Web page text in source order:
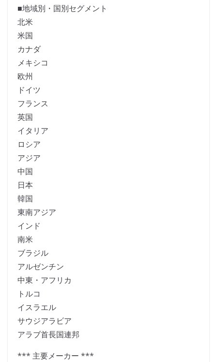
■地域別・国別セグメント
北米
米国
カナダ
メキシコ
欧州
ドイツ
フランス
英国
イタリア
ロシア
アジア
中国
日本
韓国
東南アジア
インド
南米
ブラジル
アルゼンチン
中東・アフリカ
トルコ
イスラエル
サウジアラビア
アラブ首長国連邦
*** 主要メーカー ***